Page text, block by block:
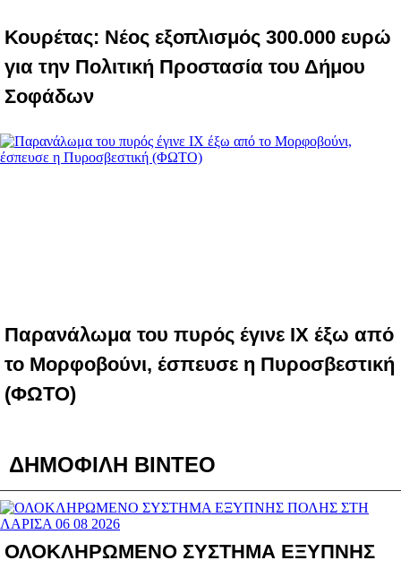
Κουρέτας: Νέος εξοπλισμός 300.000 ευρώ
για την Πολιτική Προστασία του Δήμου
Σοφάδων
Παρανάλωμα του πυρός έγινε ΙΧ έξω από
το Μορφοβούνι, έσπευσε η Πυροσβεστική
(ΦΩΤΟ)
ΔΗΜΟΦΙΛΗ ΒΙΝΤΕΟ
ΟΛΟΚΛΗΡΩΜΕΝΟ ΣΥΣΤΗΜΑ ΕΞΥΠΝΗΣ